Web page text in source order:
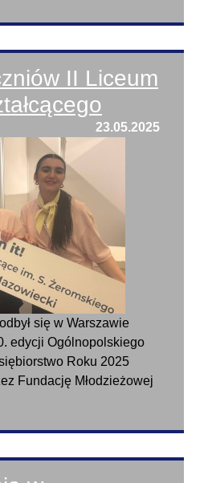
II Liceum
23.05.2025
się w Warszawie
edycji Ogólnopolskiego
Roku 2025
Fundację Młodzieżowej